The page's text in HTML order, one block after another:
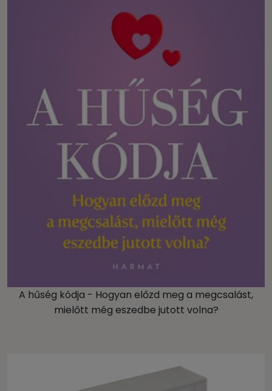
A hűség kódja - Hogyan előzd meg a megcsalást,
mielőtt még eszedbe jutott volna?